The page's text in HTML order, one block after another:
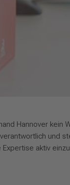
Hannover kein
und
aktiv